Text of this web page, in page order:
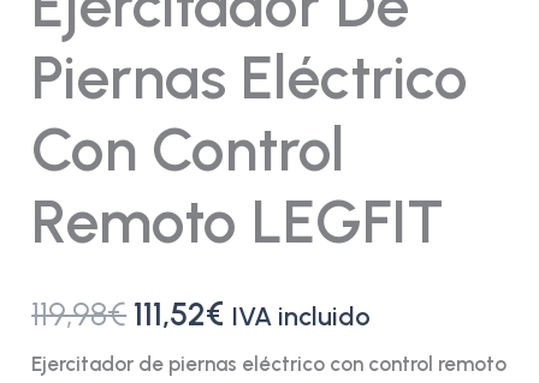
Piernas Eléctrico
Con Control
Remoto LEGFIT
119,98€
original
era:
119,98€.
111,52€
actual
es:
111,52€.
IVA incluido
Ejercitador de piernas eléctrico con control remoto
eléctrico
control
remoto
cantidad